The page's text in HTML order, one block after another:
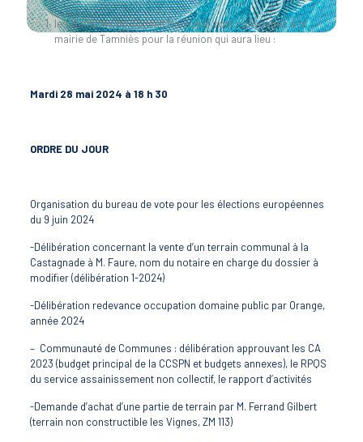
les Membres du Conseil Municipal sont convoqués à la
mairie de Tamniès pour la réunion qui aura lieu :
Mardi 28 mai 2024 à 18 h 30
ORDRE DU JOUR
Organisation du bureau de vote pour les élections européennes
du 9 juin 2024
-Délibération concernant la vente d’un terrain communal à la
Castagnade à M. Faure, nom du notaire en charge du dossier à
modifier (délibération 1-2024)
-Délibération redevance occupation domaine public par Orange,
année 2024
– Communauté de Communes : délibération approuvant les CA
2023 (budget principal de la CCSPN et budgets annexes), le RPQS
du service assainissement non collectif, le rapport d’activités
-Demande d’achat d’une partie de terrain par M. Ferrand Gilbert
(terrain non constructible les Vignes, ZM 113)